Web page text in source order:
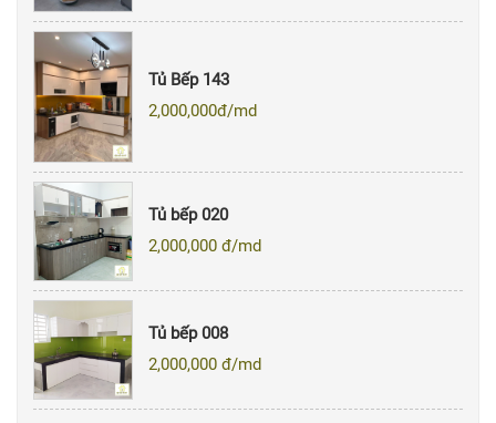
Tủ Bếp 143
2,000,000đ/md
Tủ bếp 020
2,000,000đ/md
Tủ bếp 008
2,000,000đ/md